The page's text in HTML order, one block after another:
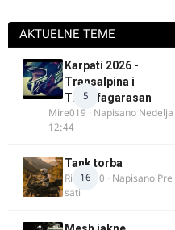
AKTUELNE TEME
5
Karpati 2026 -
Transalpina i
Transfagarasan
Mire019 · Napisano
12:44
16
Tank torba
Rider000 · Napisano Pre
sati